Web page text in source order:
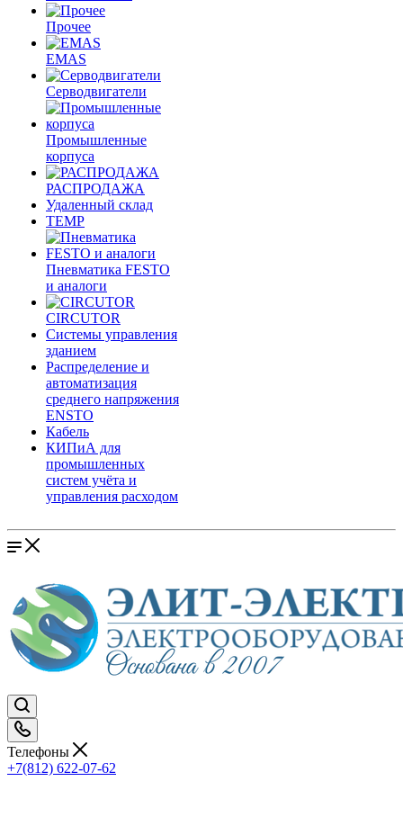
Прочее
EMAS
Cерводвигатели
Промышленные
корпуса
РАСПРОДАЖА
Удаленный склад
TEMP
Пневматика FESTO
и аналоги
CIRCUTOR
Системы управления
зданием
Распределение и
автоматизация
среднего напряжения
ENSTO
Кабель
КИПиА для
промышленных
систем учёта и
управления расходом
Телефоны
+7(812) 622-07-62